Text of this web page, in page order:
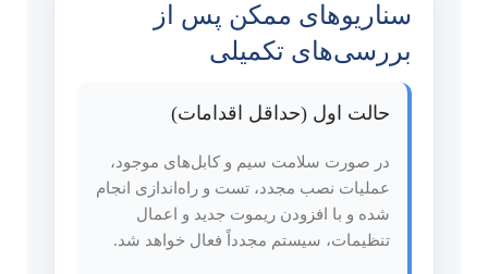
سناریوهای ممکن پس از
بررسی‌های تکمیلی
حالت اول (حداقل اقدامات)
در صورت سلامت سیم و کابل‌های موجود،
عملیات نصب مجدد، تست و راه‌اندازی انجام
شده و با افزودن ریموت جدید و اعمال
تنظیمات، سیستم مجدداً فعال خواهد شد.